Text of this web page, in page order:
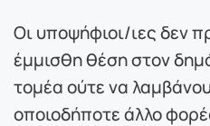
Οι υποψήφιοι/ιες δεν
έμμισθη θέση στον
τομέα ούτε να
οποιοδήποτε άλλο